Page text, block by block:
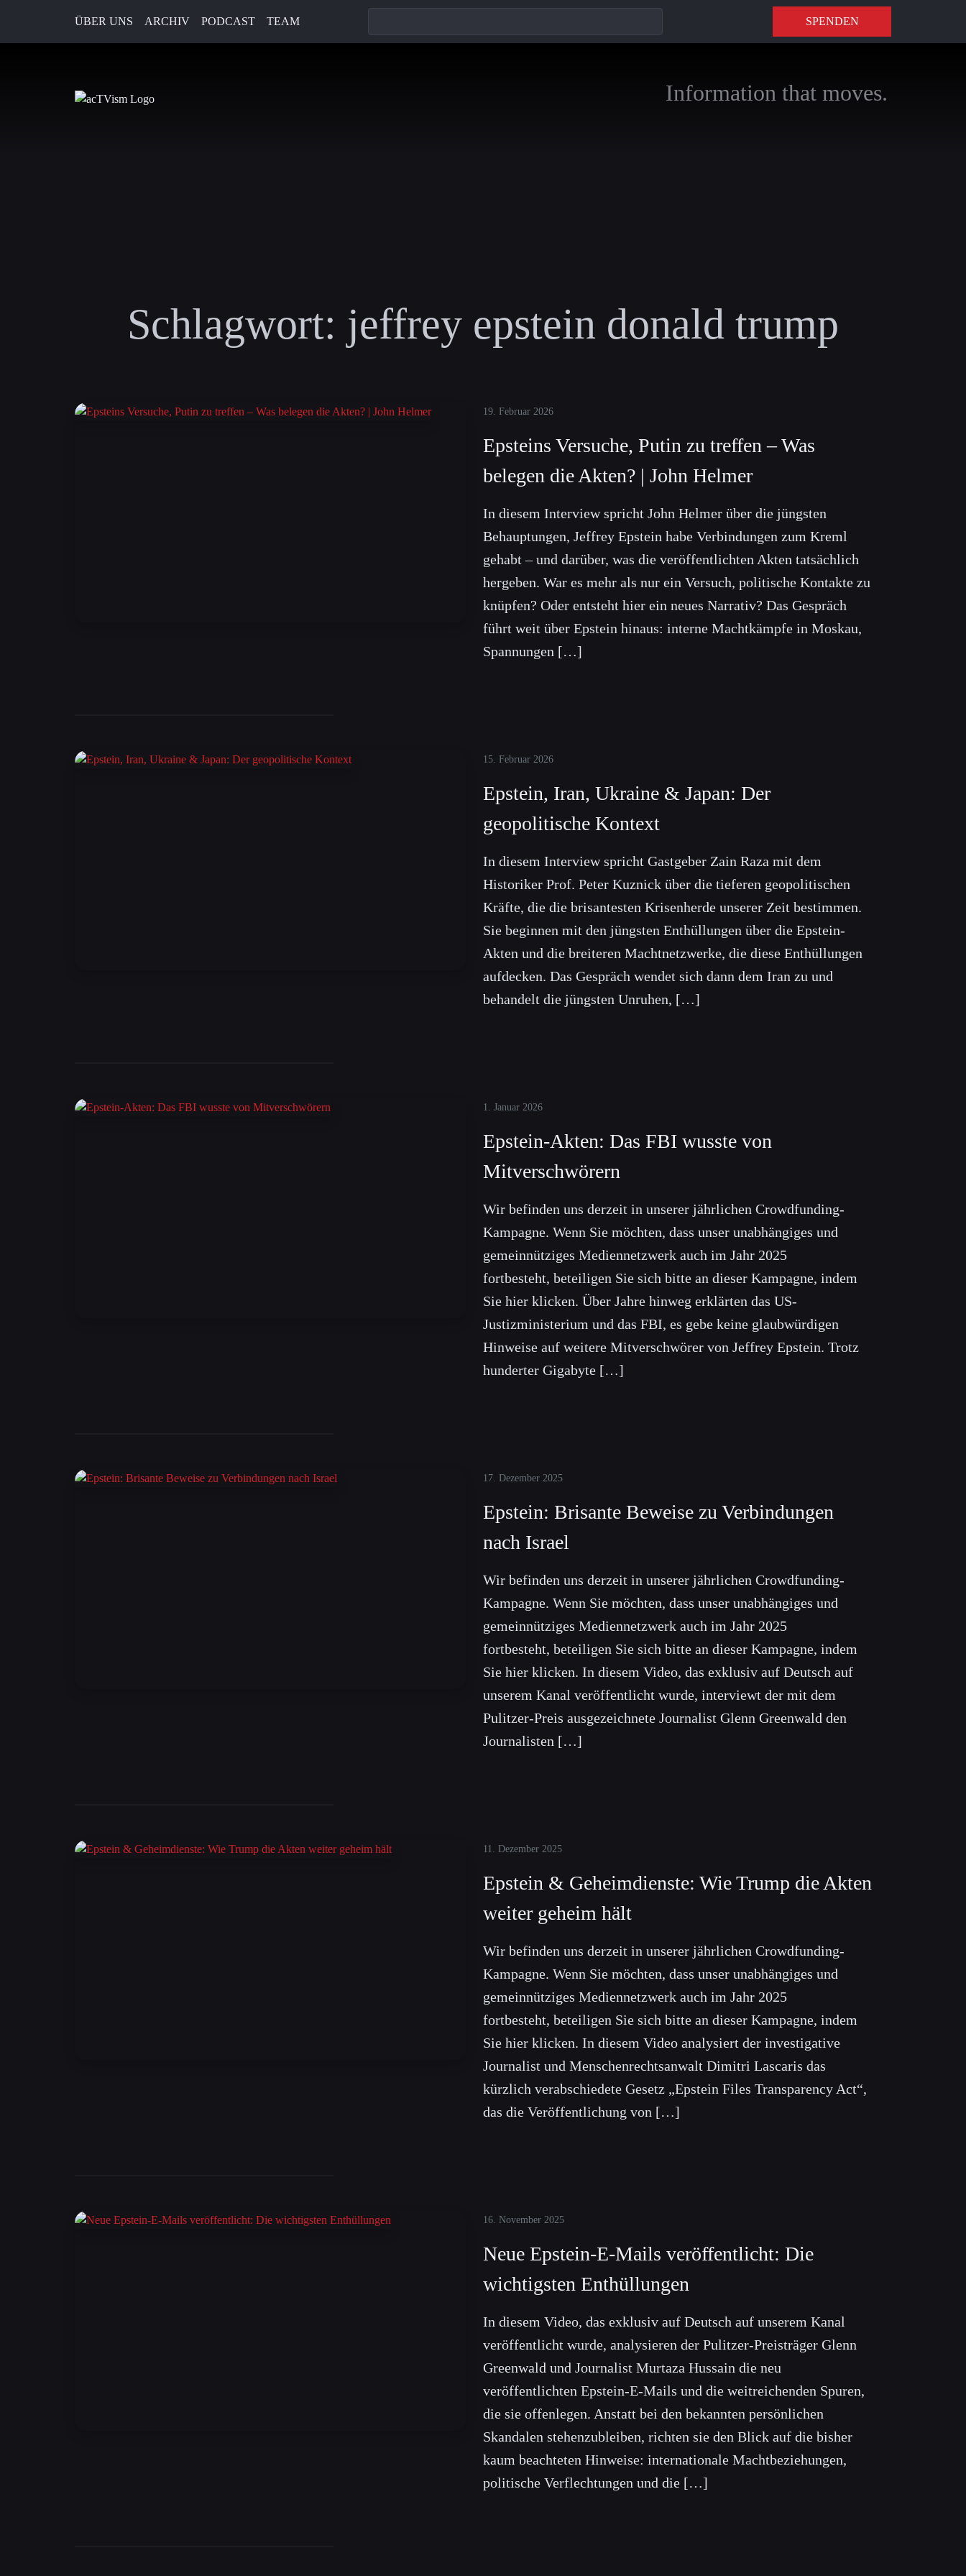
ÜBER UNS ARCHIV PODCAST TEAM SPENDEN
Information that moves.
Schlagwort: jeffrey epstein donald trump
19. Februar 2026
Epsteins Versuche, Putin zu treffen – Was
belegen die Akten? | John Helmer
In diesem Interview spricht John Helmer über die jüngsten
Behauptungen, Jeffrey Epstein habe Verbindungen zum Kreml
gehabt – und darüber, was die veröffentlichten Akten tatsächlich
hergeben. War es mehr als nur ein Versuch, politische Kontakte zu
knüpfen? Oder entsteht hier ein neues Narrativ? Das Gespräch
führt weit über Epstein hinaus: interne Machtkämpfe in Moskau,
Spannungen […]
15. Februar 2026
Epstein, Iran, Ukraine & Japan: Der
geopolitische Kontext
In diesem Interview spricht Gastgeber Zain Raza mit dem
Historiker Prof. Peter Kuznick über die tieferen geopolitischen
Kräfte, die die brisantesten Krisenherde unserer Zeit bestimmen.
Sie beginnen mit den jüngsten Enthüllungen über die Epstein-
Akten und die breiteren Machtnetzwerke, die diese Enthüllungen
aufdecken. Das Gespräch wendet sich dann dem Iran zu und
behandelt die jüngsten Unruhen, […]
1. Januar 2026
Epstein-Akten: Das FBI wusste von
Mitverschwörern
Wir befinden uns derzeit in unserer jährlichen Crowdfunding-
Kampagne. Wenn Sie möchten, dass unser unabhängiges und
gemeinnütziges Mediennetzwerk auch im Jahr 2025
fortbesteht, beteiligen Sie sich bitte an dieser Kampagne, indem
Sie hier klicken. Über Jahre hinweg erklärten das US-
Justizministerium und das FBI, es gebe keine glaubwürdigen
Hinweise auf weitere Mitverschwörer von Jeffrey Epstein. Trotz
hunderter Gigabyte […]
17. Dezember 2025
Epstein: Brisante Beweise zu Verbindungen
nach Israel
Wir befinden uns derzeit in unserer jährlichen Crowdfunding-
Kampagne. Wenn Sie möchten, dass unser unabhängiges und
gemeinnütziges Mediennetzwerk auch im Jahr 2025
fortbesteht, beteiligen Sie sich bitte an dieser Kampagne, indem
Sie hier klicken. In diesem Video, das exklusiv auf Deutsch auf
unserem Kanal veröffentlicht wurde, interviewt der mit dem
Pulitzer-Preis ausgezeichnete Journalist Glenn Greenwald den
Journalisten […]
11. Dezember 2025
Epstein & Geheimdienste: Wie Trump die Akten
weiter geheim hält
Wir befinden uns derzeit in unserer jährlichen Crowdfunding-
Kampagne. Wenn Sie möchten, dass unser unabhängiges und
gemeinnütziges Mediennetzwerk auch im Jahr 2025
fortbesteht, beteiligen Sie sich bitte an dieser Kampagne, indem
Sie hier klicken. In diesem Video analysiert der investigative
Journalist und Menschenrechtsanwalt Dimitri Lascaris das
kürzlich verabschiedete Gesetz „Epstein Files Transparency Act“,
das die Veröffentlichung von […]
16. November 2025
Neue Epstein-E-Mails veröffentlicht: Die
wichtigsten Enthüllungen
In diesem Video, das exklusiv auf Deutsch auf unserem Kanal
veröffentlicht wurde, analysieren der Pulitzer-Preisträger Glenn
Greenwald und Journalist Murtaza Hussain die neu
veröffentlichten Epstein-E-Mails und die weitreichenden Spuren,
die sie offenlegen. Anstatt bei den bekannten persönlichen
Skandalen stehenzubleiben, richten sie den Blick auf die bisher
kaum beachteten Hinweise: internationale Machtbeziehungen,
politische Verflechtungen und die […]